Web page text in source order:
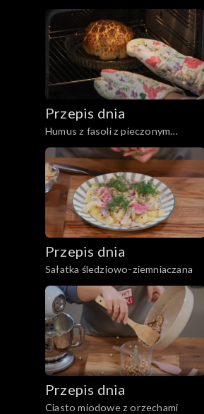
mortadelą, marynowaną czerwoną
cebulą
Przepis dnia
Humus z fasoli z pieczonym
kalafiorem
Przepis dnia
Sałatka śledziowo-ziemniaczana
Przepis dnia
Ciasto miodowe z orzechami